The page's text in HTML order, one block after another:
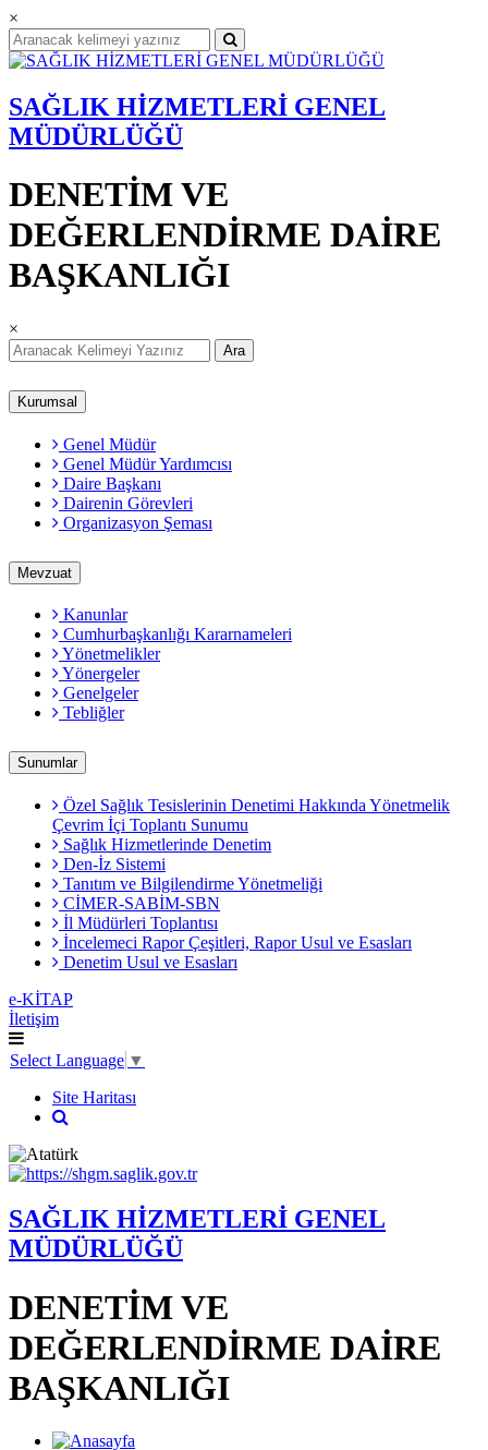
×
SAĞLIK HİZMETLERİ GENEL
MÜDÜRLÜĞÜ
DENETİM VE
DEĞERLENDİRME DAİRE
BAŞKANLIĞI
×
Ara
Kurumsal
Genel Müdür
Genel Müdür Yardımcısı
Daire Başkanı
Dairenin Görevleri
Organizasyon Şeması
Mevzuat
Kanunlar
Cumhurbaşkanlığı Kararnameleri
Yönetmelikler
Yönergeler
Genelgeler
Tebliğler
Sunumlar
Özel Sağlık Tesislerinin Denetimi Hakkında Yönetmelik
Çevrim İçi Toplantı Sunumu
Sağlık Hizmetlerinde Denetim
Den-İz Sistemi
Tanıtım ve Bilgilendirme Yönetmeliği
CİMER-SABİM-SBN
İl Müdürleri Toplantısı
İncelemeci Rapor Çeşitleri, Rapor Usul ve Esasları
Denetim Usul ve Esasları
e-KİTAP
İletişim
Select Language ▼
Site Haritası
SAĞLIK HİZMETLERİ GENEL
MÜDÜRLÜĞÜ
DENETİM VE
DEĞERLENDİRME DAİRE
BAŞKANLIĞI